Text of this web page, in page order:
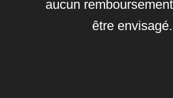
aucun
être envisagé.